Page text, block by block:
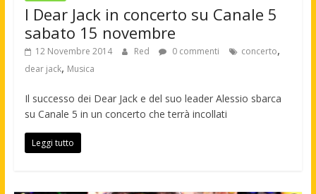
I Dear Jack in concerto su Canale 5
sabato 15 novembre
12 Novembre 2014 Red 0 commenti concerto,
dear jack, Musica
Il successo dei Dear Jack e del suo leader Alessio sbarca
su Canale 5 in un concerto che terrà incollati
Leggi tutto